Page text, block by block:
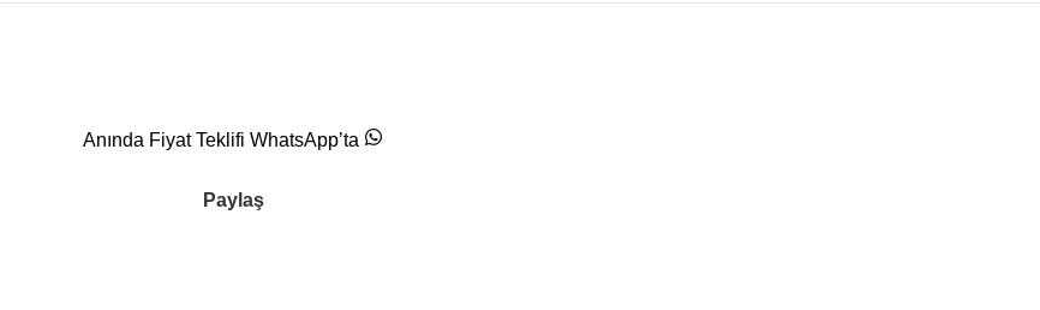
Anında Fiyat Teklifi WhatsApp’ta
Paylaş